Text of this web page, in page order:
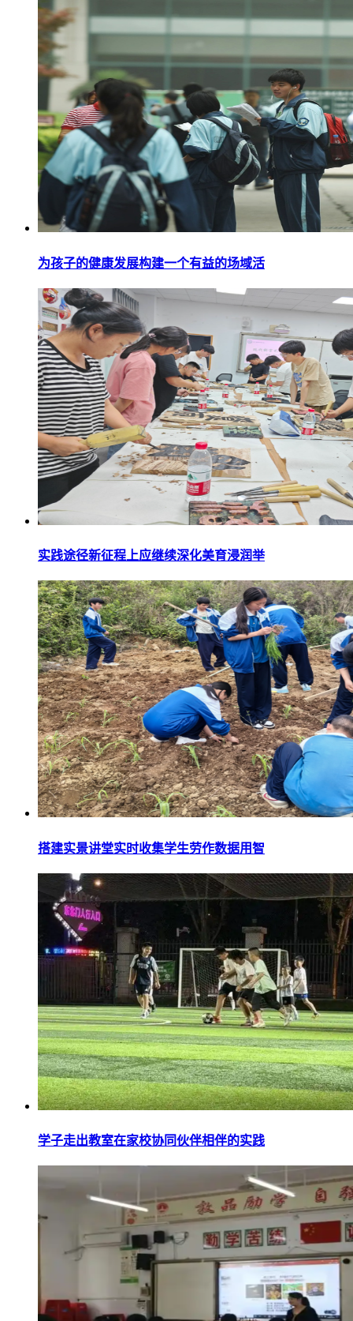
为孩子的健康发展构建一个有益的场域活
实践途径新征程上应继续深化美育浸润举
搭建实景讲堂实时收集学生劳作数据用智
学子走出教室在家校协同伙伴相伴的实践